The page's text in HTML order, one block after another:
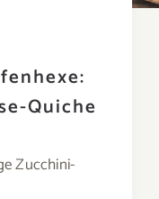
Quiche
Zucchini-